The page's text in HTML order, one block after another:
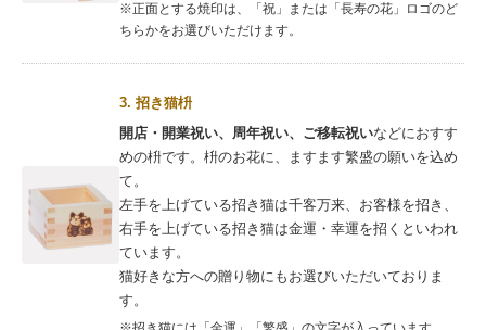
※正面とする焼印は、「祝」または「長寿の花」ロゴのど
ちらかをお選びいただけます。
3. 招き猫枡
開店・開業祝い、周年祝い、ご移転祝いなどにおすす
めの枡です。枡のお花に、ますます繁盛の願いを込め
て。
左手を上げている招き猫は千客万来、お客様を招き、
右手を上げている招き猫は金運・幸運を招くといわれ
ています。
猫好きな方への贈り物にもお選びいただいておりま
す。